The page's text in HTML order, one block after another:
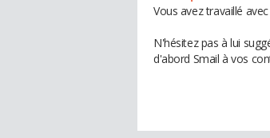
Vous avez travaillé
N'hésitez pas à lui
d'abord Smail à vos